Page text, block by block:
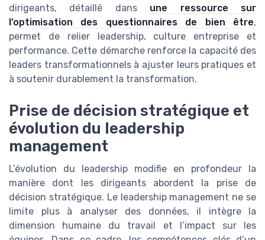
dirigeants, détaillé dans une ressource sur
l’optimisation des questionnaires de bien être,
permet de relier leadership, culture entreprise et
performance. Cette démarche renforce la capacité des
leaders transformationnels à ajuster leurs pratiques et
à soutenir durablement la transformation.
Prise de décision stratégique et
évolution du leadership
management
L’évolution du leadership modifie en profondeur la
manière dont les dirigeants abordent la prise de
décision stratégique. Le leadership management ne se
limite plus à analyser des données, il intègre la
dimension humaine du travail et l’impact sur les